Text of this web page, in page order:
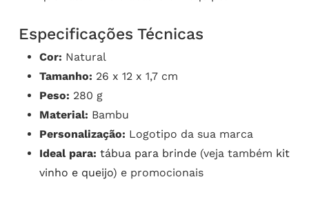
Especificações Técnicas
Cor: Natural
Tamanho: 26 x 12 x 1,7 cm
Peso: 280 g
Material: Bambu
Personalização: Logotipo da sua marca
Ideal para: tábua para brinde(veja também kit
vinho e queijo) e promocionais